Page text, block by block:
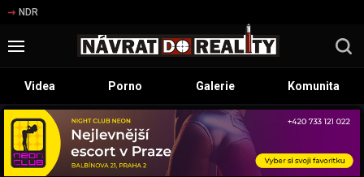
NDR
Videa Porno Galerie Komunita